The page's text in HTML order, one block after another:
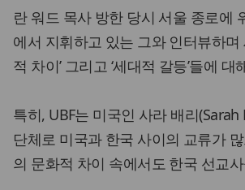
란 워드 목사 방한 당시 서울 종로에
에서 지휘하고 있는 그와 인터뷰하
적 차이’ 그리고 ‘세대적 갈등’들에
특히, UBF는 미국인 사라 배리
단체로 미국과 한국 사이의 교류가
의 문화적 차이 속에서도 한국 선교